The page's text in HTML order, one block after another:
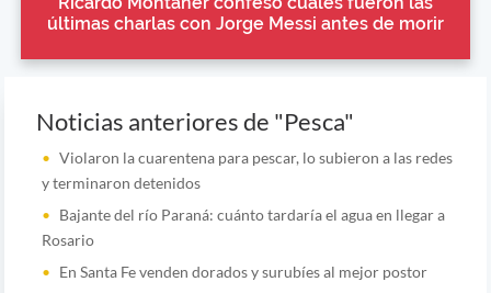
últimas charlas con Jorge Messi antes de morir
Noticias anteriores de "Pesca"
Violaron la cuarentena para pescar, lo subieron a las redes
y terminaron detenidos
Bajante del río Paraná: cuánto tardaría el agua en llegar a
Rosario
En Santa Fe venden dorados y surubíes al mejor postor